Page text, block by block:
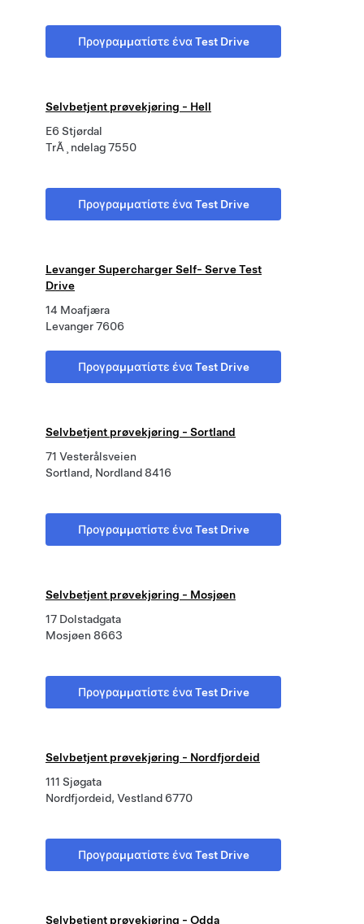
Προγραμματίστε ένα Test Drive
Selvbetjent prøvekjøring - Hell
E6 Stjørdal
TrÃ¸ndelag 7550
Προγραμματίστε ένα Test Drive
Levanger Supercharger Self- Serve Test
Drive
14 Moafjæra
Levanger 7606
Προγραμματίστε ένα Test Drive
Selvbetjent prøvekjøring - Sortland
71 Vesterålsveien
Sortland, Nordland 8416
Προγραμματίστε ένα Test Drive
Selvbetjent prøvekjøring - Mosjøen
17 Dolstadgata
Mosjøen 8663
Προγραμματίστε ένα Test Drive
Selvbetjent prøvekjøring - Nordfjordeid
111 Sjøgata
Nordfjordeid, Vestland 6770
Προγραμματίστε ένα Test Drive
Selvbetjent prøvekjøring - Odda